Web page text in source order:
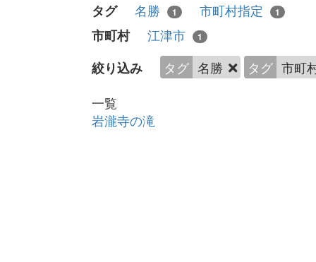
タグ 名勝 1 市町村指定 1
市町村 江津市 1
絞り込み タグ 名勝 タグ 市町
一覧
岩瀧寺の滝